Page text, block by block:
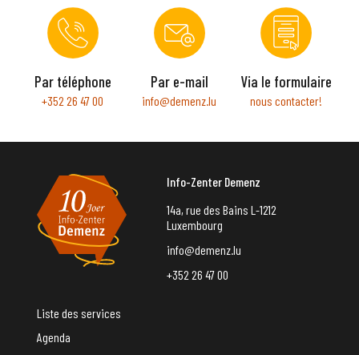
Par téléphone
+352 26 47 00
Par e-mail
info@demenz.lu
Via le formulaire
nous contacter!
Info-Zenter Demenz
14a, rue des Bains L-1212
Luxembourg
info@demenz.lu
+352 26 47 00
Liste des services
Agenda